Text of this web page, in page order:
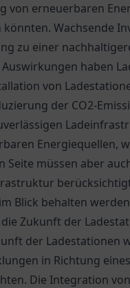
von erneuerbaren
könnten. Wachsende
zu einer
Auswirkungen haben
von
der CO2-
Energiequellen,
Seite müssen aber
Blick behalten
Zukunft der
der Ladestationen
in Richtung
Die Integration